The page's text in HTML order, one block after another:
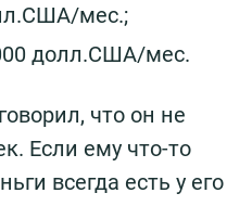
мес.;
долл.США/мес.
что он не
Если ему что-то
всегда есть у его